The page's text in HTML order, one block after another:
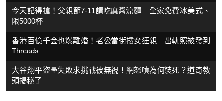
今天記得搶！父親節7-11請吃麻醬涼麵 全家免費冰美式、
限5000杯
香港百億千金也爆離婚！老公當街摟女狂親 出軌照被發到
Threads
大谷翔平盜壘失敗求挑戰被無視！網怒噴為何裝死？道奇教
頭揭秘了